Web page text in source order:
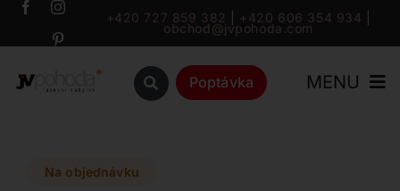
Přeskočit
+420 727 859 382 +420 606 354 934
obchod@jvpohoda.com
Poptávka MENU
Na objednávku